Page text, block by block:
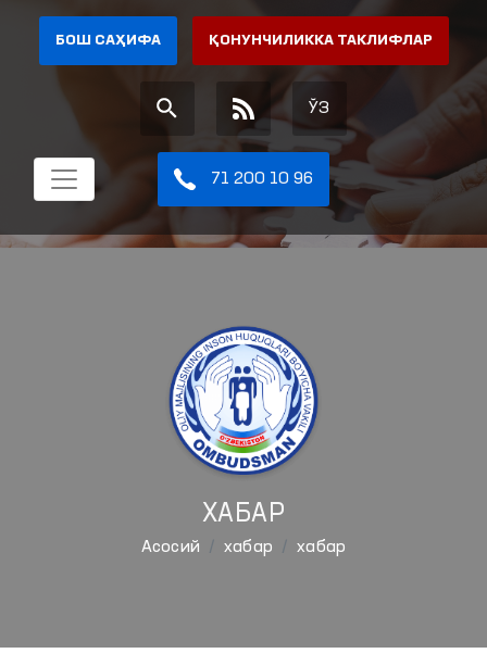
БОШ САҲИФА ҚОНУНЧИЛИККА ТАКЛИФЛАР
ЎЗ
71 200 10 96
ХАБАР
Aсосий хабар хабар